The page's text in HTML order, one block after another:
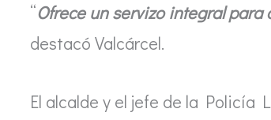
“Ofrece un servizo integral
destacó Valcárcel.
El alcalde y el jefe de la Policía